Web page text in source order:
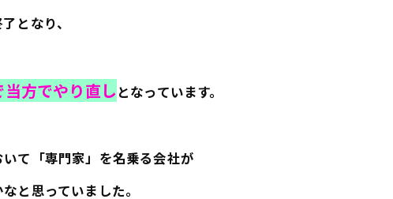
となり、
方でやり直しとなっています。
て「専門家」を名乗る会社が
と思っていました。